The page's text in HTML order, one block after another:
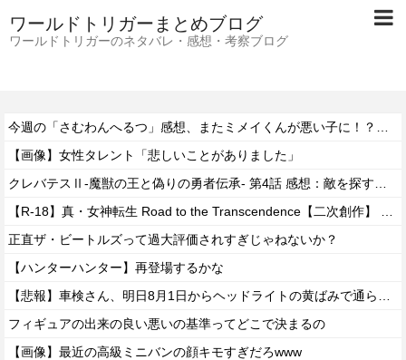
ワールドトリガーまとめブログ
ワールドトリガーのネタバレ・感想・考察ブログ
【画像】女性タレント「悲しいことがありました」
正直ザ・ビートルズって過大評価されすぎじゃねないか？
【ハンターハンター】再登場するかな
フィギュアの出来の良い悪いの基準ってどこで決まるの
【画像】最近の高級ミニバンの顔キモすぎだろwww